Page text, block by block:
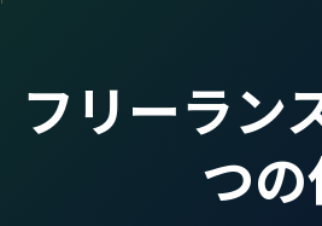
フリーラン
つ